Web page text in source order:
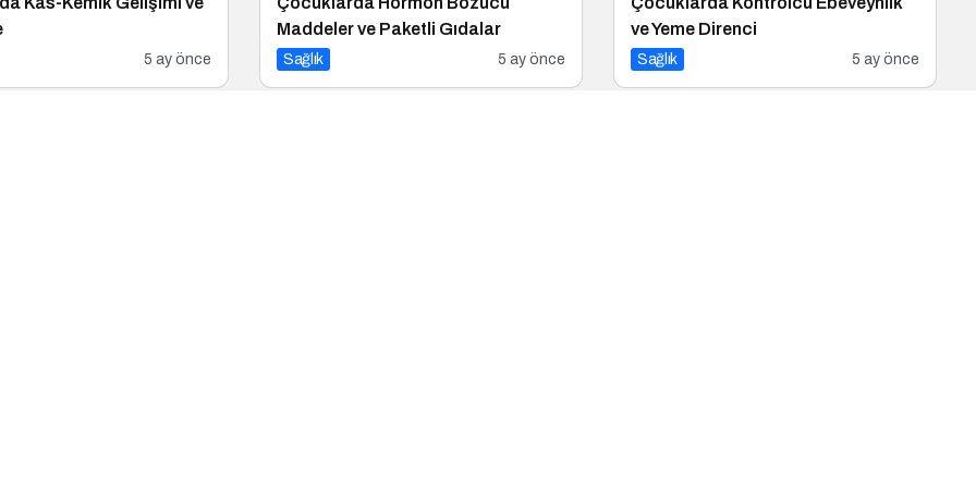
5 ay önce
Maddeler ve Paketli Gıdalar
Sağlık 5 ay önce
ve Yeme Direnci
Sağlık 5 ay önce